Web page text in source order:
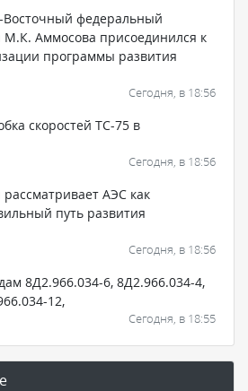
Восточный федеральный
М.К. Аммосова присоединился к
программы развития
Сегодня, в 18:56
скоростей ТС-75 в
Сегодня, в 18:56
АЭС как
путь развития
Сегодня, в 18:56
8Д2.966.034-6, 8Д2.966.034-4,
12,
Сегодня, в 18:55